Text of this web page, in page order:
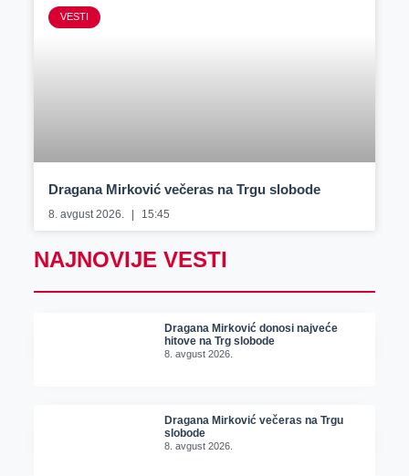
VESTI
Dragana Mirković večeras na Trgu slobode
8. avgust 2026. 15:45
NAJNOVIJE VESTI
Dragana Mirković donosi najveće
hitove na Trg slobode
8. avgust 2026.
Dragana Mirković večeras na Trgu
slobode
8. avgust 2026.